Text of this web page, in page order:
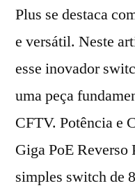
Plus se destaca
e versátil. Neste
esse inovador
uma peça
CFTV. Potência e
Giga PoE Reverso
simples switch de